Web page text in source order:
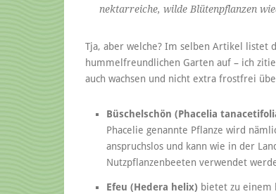
nektarreiche, wilde Blütenpflanzen
Tja, aber welche? Im selben Artikel listet
hummelfreundlichen Garten auf – ich
auch wachsen und nicht extra frostfrei
Büschelschön (Phacelia
Phacelie genannte Pflanze wird
anspruchslos und kann wie in der
Nutzpflanzenbeeten verwendet
Efeu (Hedera helix) bietet zu einem